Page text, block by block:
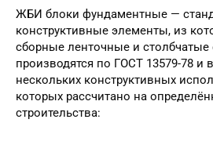
ЖБИ блоки фундаментные —
конструктивные элементы, из
сборные ленточные и
производятся по ГОСТ 13579-78 и
нескольких конструктивных
которых рассчитано на
строительства: